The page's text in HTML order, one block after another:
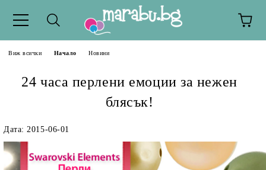
Виж всички Начало Новини
24 часа перлени емоции за нежен
блясък!
Дата: 2015-06-01